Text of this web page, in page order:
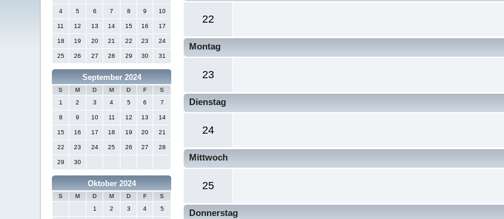
4 5 6 7 8 9 10
11 12 13 14 15 16 17
18 19 20 21 22 23 24
25 26 27 28 29 30 31
September 2024
S M D M D F
S
1
2 3 4 5 6 7
8 9 10 11 12 13 14
15 16 17 18 19 20 21
22 23 24 25 26 27 28
29 30
Oktober 2024
S M D M D F
S
1
2 3 4 5
22
Montag
23
Dienstag
24
Mittwoch
25
Donnerstag